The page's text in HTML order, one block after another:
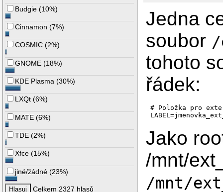
Budgie (10%)
Cinnamon (7%)
COSMIC (2%)
GNOME (18%)
KDE Plasma (30%)
LXQt (6%)
MATE (6%)
TDE (2%)
Xfce (15%)
jiné/žádné (23%)
Celkem 2327 hlasů
Jedna
soubor /
tohoto
řádek:
# Položka pro
Jako
/mnt/
/mnt/